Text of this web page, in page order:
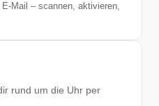
Mail – scannen, aktivieren,
rund um die Uhr per